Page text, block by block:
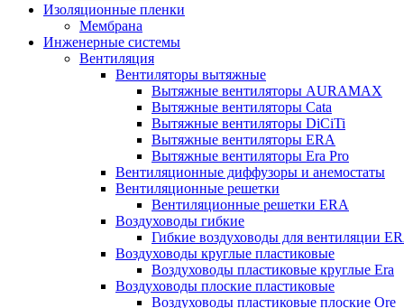
Изоляционные пленки
Мембрана
Инженерные системы
Вентиляция
Вентиляторы вытяжные
Вытяжные вентиляторы AURAMAX
Вытяжные вентиляторы Cata
Вытяжные вентиляторы DiCiTi
Вытяжные вентиляторы ERA
Вытяжные вентиляторы Era Pro
Вентиляционные диффузоры и анемостаты
Вентиляционные решетки
Вентиляционные решетки ERA
Воздуховоды гибкие
Гибкие воздуховоды для вентиляции
Воздуховоды круглые пластиковые
Воздуховоды пластиковые круглые Era
Воздуховоды плоские пластиковые
Воздуховоды пластиковые плоские Ore